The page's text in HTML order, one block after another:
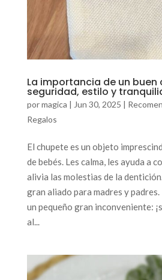
La importancia de un buen
seguridad, estilo y
pormagica | Jun 30, 2025 |
Regalos
El chupete es un objeto
de bebés. Les calma, les ayuda a
alivia las molestias de la
gran aliado para madres y
un pequeño gran inconveniente:
al...